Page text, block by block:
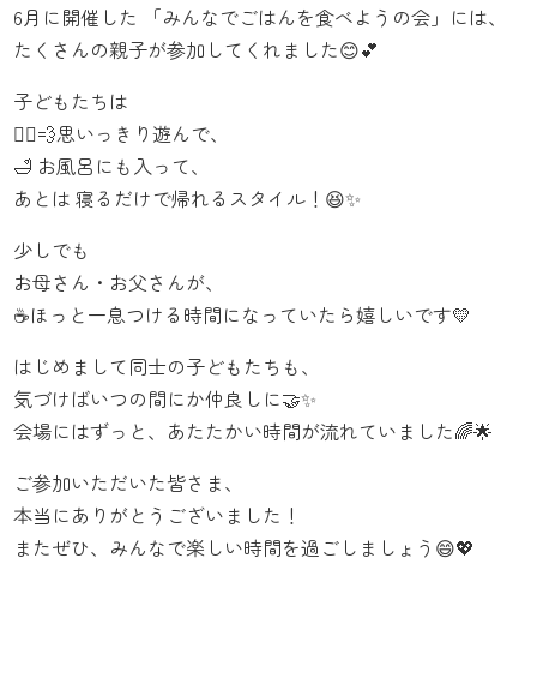
6月に開催した 「みんなでごはんを食べようの会」には、
たくさんの親子が参加してくれました😊💕
子どもたちは
🏃‍♂️💨思いっきり遊んで、
🛁 お風呂にも入って、
あとは 寝るだけで帰れるスタイル！😆✨
少しでも
お母さん・お父さんが、
☕ほっと一息つける時間になっていたら嬉しいです💛
はじめまして同士の子どもたちも、
気づけばいつの間にか仲良しに🤝✨
会場にはずっと、あたたかい時間が流れていました🌈🌟
ご参加いただいた皆さま、
本当にありがとうございました！
またぜひ、みんなで楽しい時間を過ごしましょう😄💖